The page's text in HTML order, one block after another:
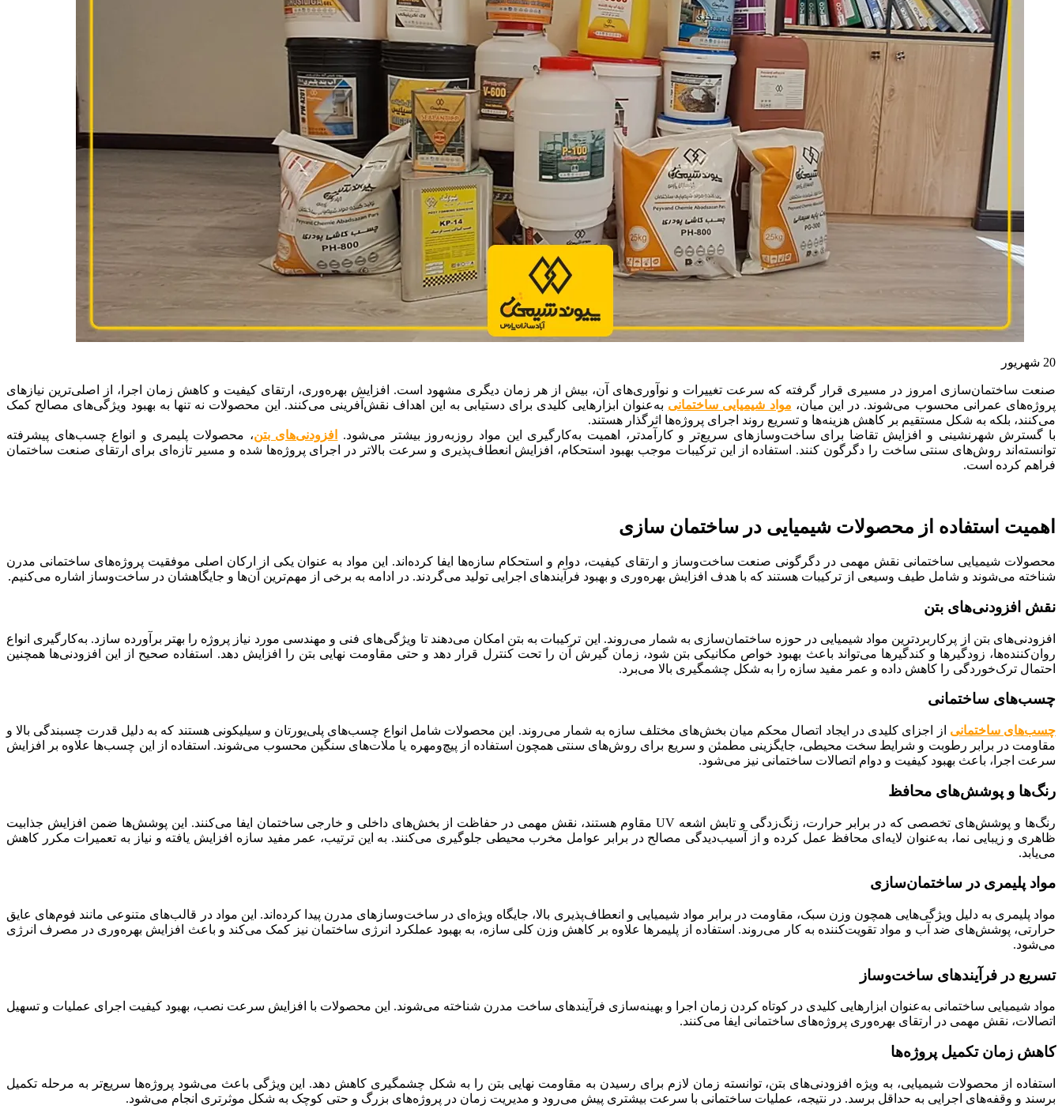
20 شهریور
صنعت ساختمان‌سازی امروز در مسیری قرار گرفته که سرعت تغییرات و نوآوری‌های آن، بیش از هر زمان دیگری مشهود است. افزایش بهره‌وری، ارتقای کیفیت و کاهش زمان اجرا، از اصلی‌ترین نیازهای
پروژه‌های عمرانی محسوب می‌شوند. در این میان، مواد شیمیایی ساختمانی به‌عنوان ابزارهایی کلیدی برای دستیابی به این اهداف نقش‌آفرینی می‌کنند. این محصولات نه تنها به بهبود ویژگی‌های مصالح کمک
می‌کنند، بلکه به شکل مستقیم بر کاهش هزینه‌ها و تسریع روند اجرای پروژه‌ها اثرگذار هستند.
با گسترش شهرنشینی و افزایش تقاضا برای ساخت‌وسازهای سریع‌تر و کارآمدتر، اهمیت به‌کارگیری این مواد روزبه‌روز بیشتر می‌شود.
افزودنی‌های بتن، محصولات پلیمری و انواع چسب‌های پیشرفته
توانسته‌اند روش‌های سنتی ساخت را دگرگون کنند. استفاده از این ترکیبات موجب بهبود استحکام، افزایش انعطاف‌پذیری و سرعت بالاتر در اجرای پروژه‌ها شده و مسیر تازه‌ای برای ارتقای صنعت ساختمان
فراهم کرده است.
اهمیت استفاده از محصولات شیمیایی در ساختمان سازی
محصولات شیمیایی ساختمانی نقش مهمی در دگرگونی صنعت ساخت‌وساز و ارتقای کیفیت، دوام و استحکام سازه‌ها ایفا کرده‌اند. این مواد به عنوان یکی از ارکان اصلی موفقیت پروژه‌های ساختمانی مدرن
شناخته می‌شوند و شامل طیف وسیعی از ترکیبات هستند که با هدف افزایش بهره‌وری و بهبود فرآیندهای اجرایی تولید می‌گردند. در ادامه به برخی از مهم‌ترین آن‌ها و جایگاهشان در ساخت‌وساز اشاره می‌کنیم.
نقش افزودنی‌های بتن
افزودنی‌های بتن از پرکاربردترین مواد شیمیایی در حوزه ساختمان‌سازی به شمار می‌روند. این ترکیبات به بتن امکان می‌دهند تا ویژگی‌های فنی و مهندسی مورد نیاز پروژه را بهتر برآورده سازد. به‌کارگیری انواع
روان‌کننده‌ها، زودگیرها و کندگیرها می‌تواند باعث بهبود خواص مکانیکی بتن شود، زمان گیرش آن را تحت کنترل قرار دهد و حتی مقاومت نهایی بتن را افزایش دهد. استفاده صحیح از این افزودنی‌ها همچنین
احتمال ترک‌خوردگی را کاهش داده و عمر مفید سازه را به شکل چشمگیری بالا می‌برد.
چسب‌های ساختمانی
چسب‌های ساختمانی از اجزای کلیدی در ایجاد اتصال محکم میان بخش‌های مختلف سازه به شمار می‌روند. این محصولات شامل انواع چسب‌های پلی‌یورتان و سیلیکونی هستند که به دلیل قدرت چسبندگی بالا و
مقاومت در برابر رطوبت و شرایط سخت محیطی، جایگزینی مطمئن و سریع برای روش‌های سنتی همچون استفاده از پیچ‌ومهره یا ملات‌های سنگین محسوب می‌شوند. استفاده از این چسب‌ها علاوه بر افزایش
سرعت اجرا، باعث بهبود کیفیت و دوام اتصالات ساختمانی نیز می‌شود.
رنگ‌ها و پوشش‌های محافظ
رنگ‌ها و پوشش‌های تخصصی که در برابر حرارت، زنگ‌زدگی و تابش اشعه UV مقاوم هستند، نقش مهمی در حفاظت از بخش‌های داخلی و خارجی ساختمان ایفا می‌کنند. این پوشش‌ها ضمن افزایش جذابیت
ظاهری و زیبایی نما، به‌عنوان لایه‌ای محافظ عمل کرده و از آسیب‌دیدگی مصالح در برابر عوامل مخرب محیطی جلوگیری می‌کنند. به این ترتیب، عمر مفید سازه افزایش یافته و نیاز به تعمیرات مکرر کاهش
می‌یابد.
مواد پلیمری در ساختمان‌سازی
مواد پلیمری به دلیل ویژگی‌هایی همچون وزن سبک، مقاومت در برابر مواد شیمیایی و انعطاف‌پذیری بالا، جایگاه ویژه‌ای در ساخت‌وسازهای مدرن پیدا کرده‌اند. این مواد در قالب‌های متنوعی مانند فوم‌های عایق
حرارتی، پوشش‌های ضد آب و مواد تقویت‌کننده به کار می‌روند. استفاده از پلیمرها علاوه بر کاهش وزن کلی سازه، به بهبود عملکرد انرژی ساختمان نیز کمک می‌کند و باعث افزایش بهره‌وری در مصرف انرژی
می‌شود.
تسریع در فرآیندهای ساخت‌وساز
مواد شیمیایی ساختمانی به‌عنوان ابزارهایی کلیدی در کوتاه کردن زمان اجرا و بهینه‌سازی فرآیندهای ساخت مدرن شناخته می‌شوند. این محصولات با افزایش سرعت نصب، بهبود کیفیت اجرای عملیات و تسهیل
اتصالات، نقش مهمی در ارتقای بهره‌وری پروژه‌های ساختمانی ایفا می‌کنند.
کاهش زمان تکمیل پروژه‌ها
استفاده از محصولات شیمیایی، به ویژه افزودنی‌های بتن، توانسته زمان لازم برای رسیدن به مقاومت نهایی بتن را به شکل چشمگیری کاهش دهد. این ویژگی باعث می‌شود پروژه‌ها سریع‌تر به مرحله تکمیل
برسند و وقفه‌های اجرایی به حداقل برسد. در نتیجه، عملیات ساختمانی با سرعت بیشتری پیش می‌رود و مدیریت زمان در پروژه‌های بزرگ و حتی کوچک به شکل موثرتری انجام می‌شود.